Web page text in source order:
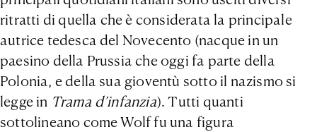
ritratti di quella che è considerata la principale
autrice tedesca del Novecento (nacque in un
paesino della Prussia che oggi fa parte della
Polonia, e della sua gioventù sotto il nazismo si
legge in Trama d’infanzia). Tutti quanti
sottolineano come Wolf fu una figura